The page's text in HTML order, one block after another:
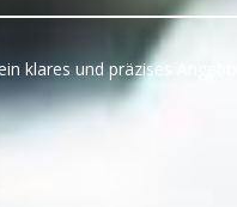
klares und präzises Angebot.